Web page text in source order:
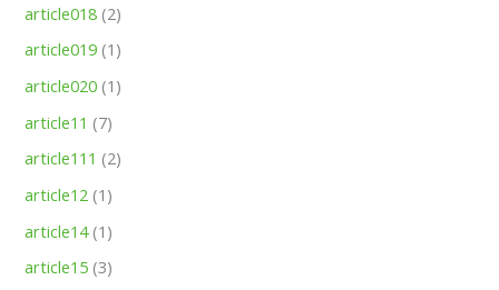
article018 (2)
article019 (1)
article020 (1)
article11 (7)
article111 (2)
article12 (1)
article14(1)
article15 (3)